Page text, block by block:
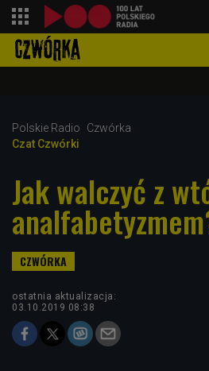
Polskie Radio
Czwórka
Czat Czwórki
Jak walczyć z
ostatnia aktualizacja:
03.10.2019 08:38